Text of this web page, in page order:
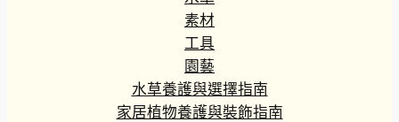
素材
工具
園藝
水草養護與選擇指南
家居植物養護與裝飾指南